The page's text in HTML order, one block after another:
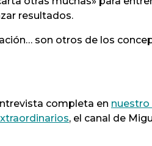
resultados.
son otros de los
completa en nuestro
, el canal de